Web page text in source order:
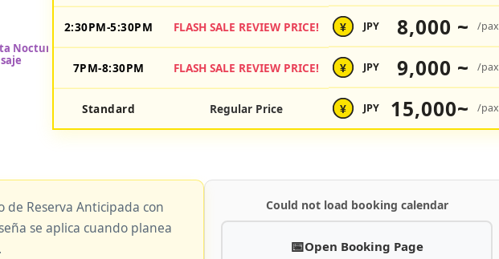
2:30PM-5:30PM FLASH SALE REVIEW PRICE! ¥ JPY 8,000 ~ /pax
7PM-8:30PM FLASH SALE REVIEW PRICE! ¥ JPY 9,000 ~ /pax
Standard Regular Price ¥ JPY 15,000~ /pax
de Reserva Anticipada con
se aplica cuando planea
Could not load booking calendar
Open Booking Page